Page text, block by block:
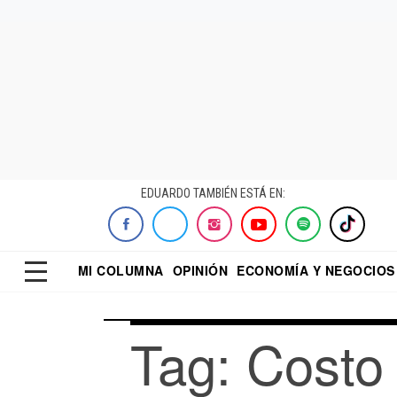
EDUARDO TAMBIÉN ESTÁ EN:
MI COLUMNA OPINIÓN ECONOMÍA Y NEGOCIOS
Tag: